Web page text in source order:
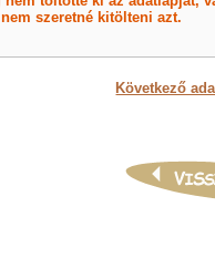
nem szeretné kitölteni azt.
Következő